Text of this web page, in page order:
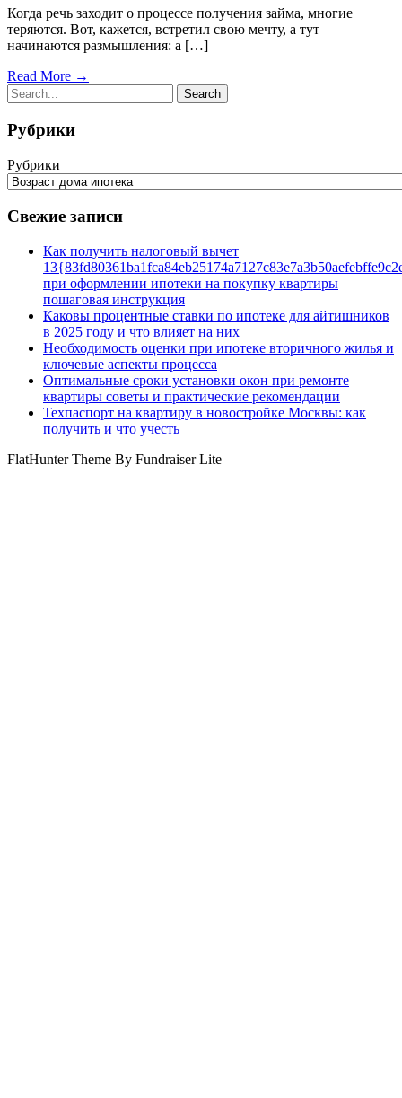
Когда речь заходит о процессе получения займа, многие
теряются. Вот, кажется, встретил свою мечту, а тут
начинаются размышления: а […]
Read More →
Рубрики
Рубрики
Свежие записи
Как получить налоговый вычет
при оформлении ипотеки на покупку квартиры
пошаговая инструкция
Каковы процентные ставки по ипотеке для айтишников
в 2025 году и что влияет на них
Необходимость оценки при ипотеке вторичного жилья и
ключевые аспекты процесса
Оптимальные сроки установки окон при ремонте
квартиры советы и практические рекомендации
Техпаспорт на квартиру в новостройке Москвы: как
получить и что учесть
FlatHunter Theme By Fundraiser Lite